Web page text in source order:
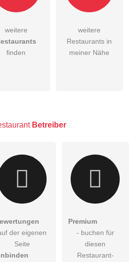
ich zur Kenntnis genommen.
.
weitere
finden
weitere
Restaurants in
meiner Nähe
Betreiber
der eigenen
Seite
Premium
- buchen für
diesen
Restaurant-